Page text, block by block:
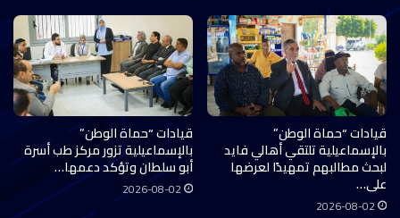
قيادات “حماة الوطن”
بالإسماعيلية تلتقي أهالي فايد
لبحث مطالبهم تمهيدًا لعرضها
على…
2026-08-02
قيادات “حماة الوطن”
بالإسماعيلية تزور مركز طب أسرة
أبو سلطان وتؤكد دعمها…
2026-08-02